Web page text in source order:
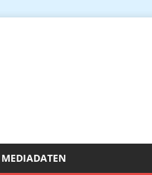
MEDIADATEN